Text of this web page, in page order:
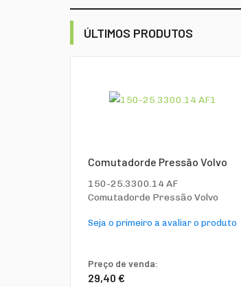
ÚLTIMOS PRODUTOS
Comutadorde Pressão Volvo
150-25.3300.14 AF
Comutadorde Pressão Volvo
Seja o primeiro a avaliar o produto
Preço de venda:
29,40 €